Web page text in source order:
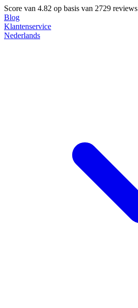
Score van 4.82 op basis van 2729 reviews
Blog
Klantenservice
Nederlands